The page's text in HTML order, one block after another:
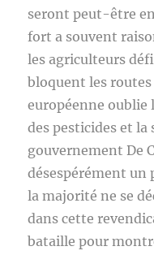
seront peut-être
fort a souvent
les agriculteurs
bloquent les
européenne
des pesticides et la
gouvernement De
désespérément un
la majorité ne se
dans cette
bataille pour